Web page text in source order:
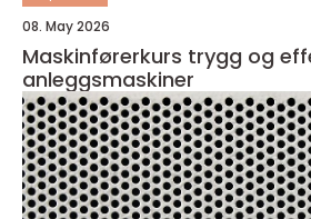
08. May 2026
Maskinførerkurs trygg og effektiv bruk av
anleggsmaskiner